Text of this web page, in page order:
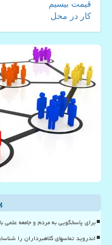
قیمت بیسیم
کار در محل
برای پاسخگویی به مردم و جامعه علمی
اندروید تماسهای کلاهبرداران را